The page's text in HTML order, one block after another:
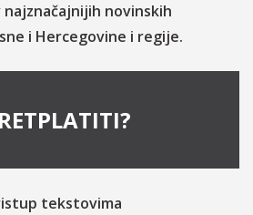
novinskih
i Hercegovine i regije.
tekstovima